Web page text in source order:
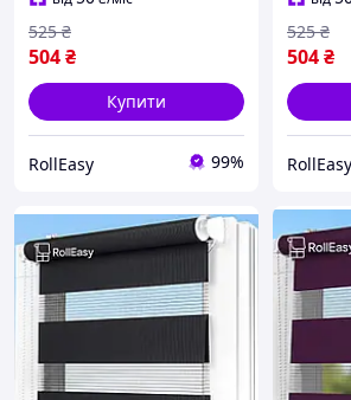
рожевий 300мм
504₴
525 ₴
Купити
RollEasy 99%
504₴
525 ₴
RollEasy